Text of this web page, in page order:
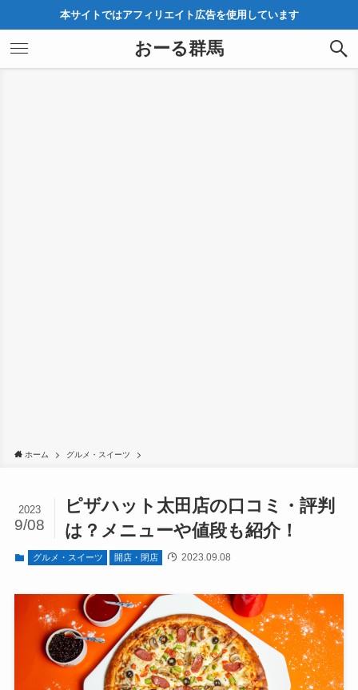
本サイトではアフィリエイト広告を使用しています
おーる群馬
ホーム グルメ・スイーツ
ピザハット太田店の口コミ・評判
は？メニューや値段も紹介！
2023
9/08
グルメ・スイーツ 開店・閉店 2023.09.08